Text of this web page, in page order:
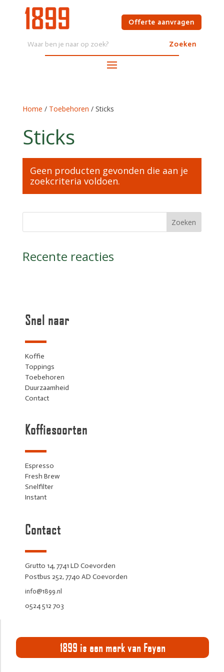
Offerte aanvragen
Home / Toebehoren / Sticks
Sticks
Geen producten gevonden die aan je
zoekcriteria voldoen.
Recente reacties
Snel naar
Koffie
Toppings
Toebehoren
Duurzaamheid
Contact
Koffiesoorten
Espresso
Fresh Brew
Snelfilter
Instant
Contact
Grutto 14, 7741 LD Coevorden
Postbus 252, 7740 AD Coevorden
info@1899.nl
0524 512 703
1899 is een merk van Feyen